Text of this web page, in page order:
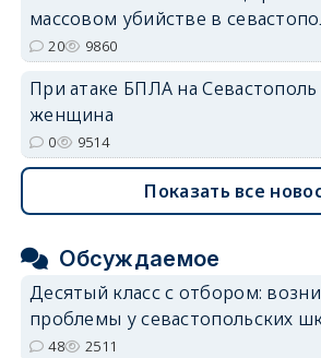
массовом убийстве в
20 9860
При атаке БПЛА на Севастополь
женщина
0 9514
Показать все
Обсуждаемое
Десятый класс с отбором:
проблемы у севастопольских
48 2511